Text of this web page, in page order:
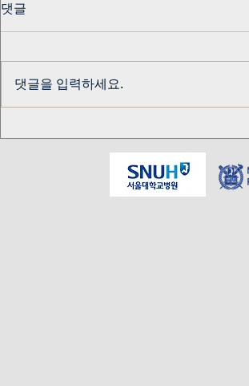
교수님 생신 기념
댓글
댓글을 입력하세요.